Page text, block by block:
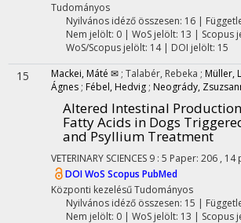
Tudományos
Nyilvános idéző összesen: 16|
Nem jelölt: 0 | WoS jelölt: 13 | Scopus
WoS/Scopus jelölt: 14 | DOI jelölt: 15
15 Mackei, Máté ✉ ; Talabér, Rebeka ; Müller,
Ágnes ; Fébel, Hedvig ; Neogrády,
Altered Intestinal
Fatty Acids in Dogs
and Psyllium Treatment
VETERINARY SCIENCES 9 : 5 Paper: 206 , 14
DOIWoS Scopus PubMed
Központi kezelésűTudományos
Nyilvános idéző összesen: 15 |
Nem jelölt: 0 | WoS jelölt: 13 | Scopus